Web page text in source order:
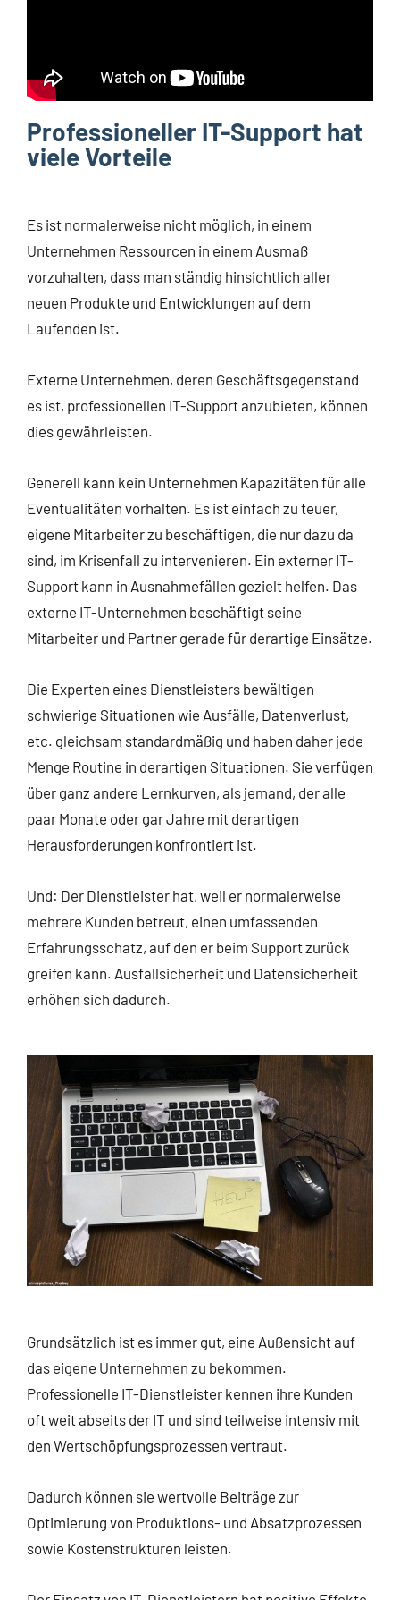
Professioneller IT-Support hat
viele Vorteile
Es ist normalerweise nicht möglich, in einem
Unternehmen Ressourcen in einem Ausmaß
vorzuhalten, dass man ständig hinsichtlich aller
neuen Produkte und Entwicklungen auf dem
Laufenden ist.
Externe Unternehmen, deren Geschäftsgegenstand
es ist, professionellen IT-Support anzubieten, können
dies gewährleisten.
Generell kann kein Unternehmen Kapazitäten für alle
Eventualitäten vorhalten. Es ist einfach zu teuer,
eigene Mitarbeiter zu beschäftigen, die nur dazu da
sind, im Krisenfall zu intervenieren. Ein externer IT-
Support kann in Ausnahmefällen gezielt helfen. Das
externe IT-Unternehmen beschäftigt seine
Mitarbeiter und Partner gerade für derartige Einsätze.
Die Experten eines Dienstleisters bewältigen
schwierige Situationen wie Ausfälle, Datenverlust,
etc. gleichsam standardmäßig und haben daher jede
Menge Routine in derartigen Situationen. Sie verfügen
über ganz andere Lernkurven, als jemand, der alle
paar Monate oder gar Jahre mit derartigen
Herausforderungen konfrontiert ist.
Und: Der Dienstleister hat, weil er normalerweise
mehrere Kunden betreut, einen umfassenden
Erfahrungsschatz, auf den er beim Support zurück
greifen kann. Ausfallsicherheit und Datensicherheit
erhöhen sich dadurch.
Grundsätzlich ist es immer gut, eine Außensicht auf
das eigene Unternehmen zu bekommen.
Professionelle IT-Dienstleister kennen ihre Kunden
oft weit abseits der IT und sind teilweise intensiv mit
den Wertschöpfungsprozessen vertraut.
Dadurch können sie wertvolle Beiträge zur
Optimierung von Produktions- und Absatzprozessen
sowie Kostenstrukturen leisten.